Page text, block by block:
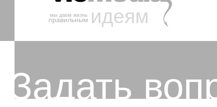
мы даем жизнь
правильным идеям
Задать